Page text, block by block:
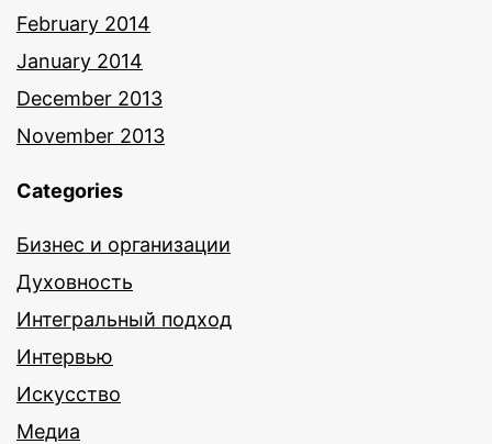
February 2014
January 2014
December 2013
November 2013
Categories
Бизнес и организации
Духовность
Интегральный подход
Интервью
Искусство
Медиа